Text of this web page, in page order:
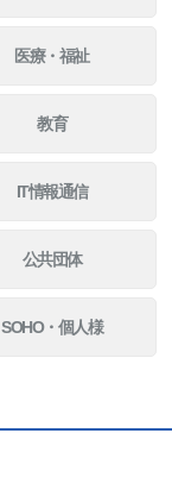
医療・福祉
教育
IT情報通信
公共団体
SOHO・個人様